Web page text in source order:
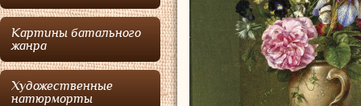
Картины батального
жанра
Художественные
натюрморты